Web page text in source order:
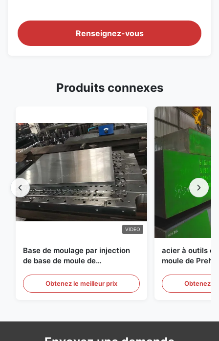
Renseignez-vous
Produits connexes
VIDEO
Base de moulage par injection
de base de moule de
FAMILIER de S136 P20
Obtenez le meilleur prix
acier à outils
moule de
Obtenez